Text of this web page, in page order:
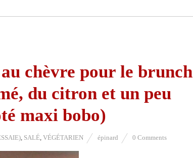
chèvre pour le brunch
du citron et un peu
maxi bobo)
, SALÉ, VÉGÉTARIEN épinard 0 Comments